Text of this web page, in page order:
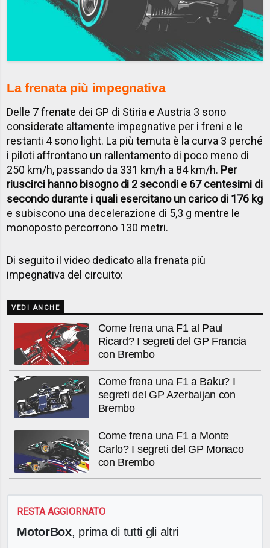
La frenata più impegnativa
Delle 7 frenate dei GP di Stiria e Austria 3 sono
considerate altamente impegnative per i freni e le
restanti 4 sono light. La più temuta è la curva 3 perché
i piloti affrontano un rallentamento di poco meno di
250 km/h, passando da 331 km/h a 84 km/h. Per
riuscirci hanno bisogno di 2 secondi e 67 centesimi di
secondo durante i quali esercitano un carico di 176 kg
e subiscono una decelerazione di 5,3 g mentre le
monoposto percorrono 130 metri.
​Di seguito il video dedicato alla frenata più
impegnativa del circuito:
VEDI ANCHE
Come frena una F1 al Paul
Ricard? I segreti del GP Francia
con Brembo
Come frena una F1 a Baku? I
segreti del GP Azerbaijan con
Brembo
Come frena una F1 a Monte
Carlo? I segreti del GP Monaco
con Brembo
RESTA AGGIORNATO
MotorBox, prima di tutti gli altri